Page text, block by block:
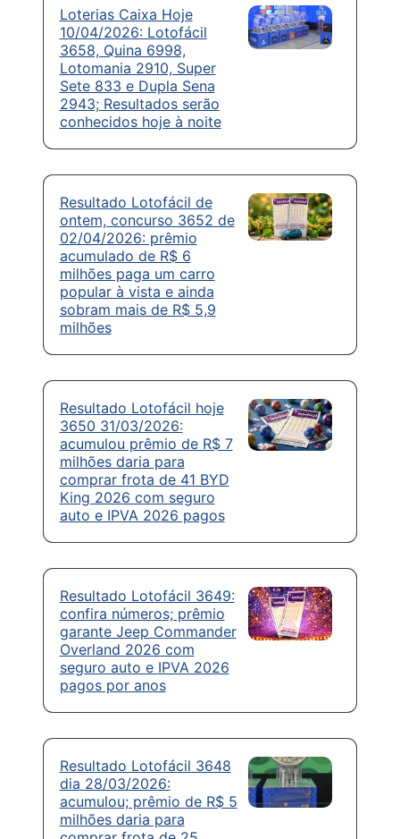
Loterias Caixa Hoje
10/04/2026: Lotofácil
3658, Quina 6998,
Lotomania 2910, Super
Sete 833 e Dupla Sena
2943; Resultados serão
conhecidos hoje à noite
Resultado Lotofácil de
ontem, concurso 3652 de
02/04/2026: prêmio
acumulado de R$ 6
milhões paga um carro
popular à vista e ainda
sobram mais de R$ 5,9
milhões
Resultado Lotofácil hoje
3650 31/03/2026:
acumulou prêmio de R$ 7
milhões daria para
comprar frota de 41 BYD
King 2026 com seguro
auto e IPVA 2026 pagos
Resultado Lotofácil 3649:
confira números; prêmio
garante Jeep Commander
Overland 2026 com
seguro auto e IPVA 2026
pagos por anos
Resultado Lotofácil 3648
dia 28/03/2026:
acumulou; prêmio de R$ 5
milhões daria para